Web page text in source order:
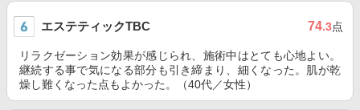
エステティックTBC 74.3点
リラクゼーション効果が感じられ、施術中はとても心地よい。
継続する事で気になる部分も引き締まり、細くなった。肌が乾
燥し難くなった点もよかった。（40代／女性）